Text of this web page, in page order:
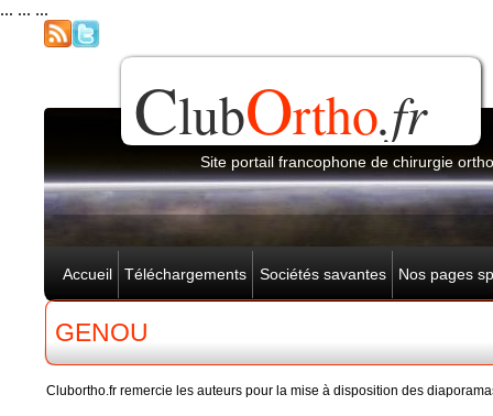
... ... ...
Clubortho.fr remercie les auteurs pour la mise à disposition des
GENOU
Accueil Téléchargements Sociétés savantes Nos pages
Site portail francophone de chirurgie
ClubOrtho.fr